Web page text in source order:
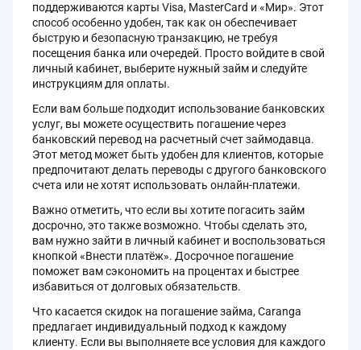
поддерживаются карты Visa, MasterCard и «Мир». Этот
способ особенно удобен, так как он обеспечивает
быструю и безопасную транзакцию, не требуя
посещения банка или очередей. Просто войдите в свой
личный кабинет, выберите нужный займ и следуйте
инструкциям для оплаты.
Если вам больше подходит использование банковских
услуг, вы можете осуществить погашение через
банковский перевод на расчетный счет займодавца.
Этот метод может быть удобен для клиентов, которые
предпочитают делать переводы с другого банковского
счета или не хотят использовать онлайн-платежи.
Важно отметить, что если вы хотите погасить займ
досрочно, это также возможно. Чтобы сделать это,
вам нужно зайти в личный кабинет и воспользоваться
кнопкой «Внести платёж». Досрочное погашение
поможет вам сэкономить на процентах и быстрее
избавиться от долговых обязательств.
Что касается скидок на погашение займа, Caranga
предлагает индивидуальный подход к каждому
клиенту. Если вы выполняете все условия для каждого